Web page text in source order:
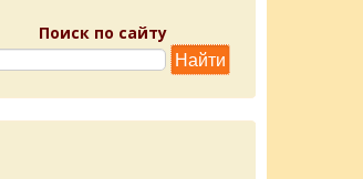
Поиск по сайту